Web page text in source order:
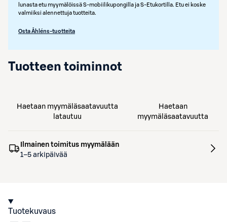
lunasta etu myymälöissä S‑mobiilikupongilla ja S‑Etukortilla. Etu ei koske
valmiiksi alennettuja tuotteita.
Osta Åhléns-tuotteita
Tuotteen toiminnot
Haetaan myymäläsaatavuutta
latautuu
Haetaan
myymäläsaatavuutta
Ilmainen toimitus myymälään
1–5 arkipäivää
Tuotekuvaus